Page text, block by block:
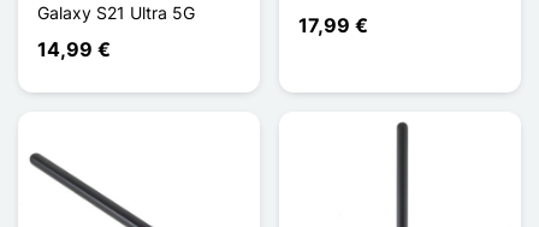
Galaxy S21 Ultra 5G
14,99 €
17,99 €